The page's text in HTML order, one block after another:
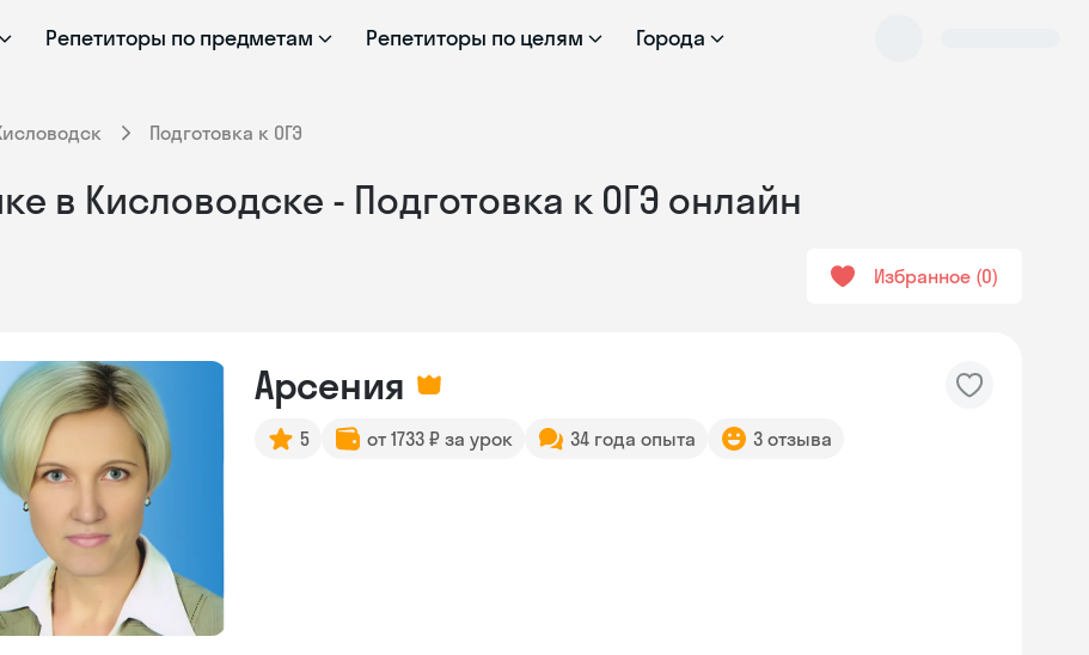
Репетиторы по предметам Репетиторы по целям Города
Подготовка к ОГЭ
в Кисловодске - Подготовка к ОГЭ онлайн
Избранное 0
Арсения
5 от 1733 ₽ за урок 34 года опыта 3 отзыва